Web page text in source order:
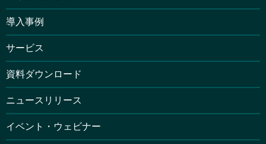
導入事例
サービス
資料ダウンロード
ニュースリリース
イベント・ウェビナー